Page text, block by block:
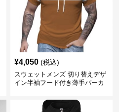
¥4,050 (税込)
スウェットメンズ 切り替えデザ
イン半袖フード付き薄手パーカ